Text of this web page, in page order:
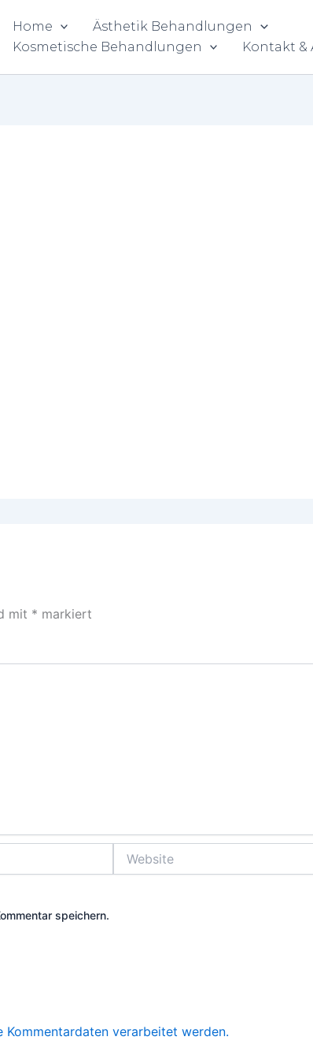
Home
Ästhetik Behandlungen
Kosmetische Behandlungen
Kontakt &
mit * markiert
speichern.
Kommentardaten verarbeitet werden.